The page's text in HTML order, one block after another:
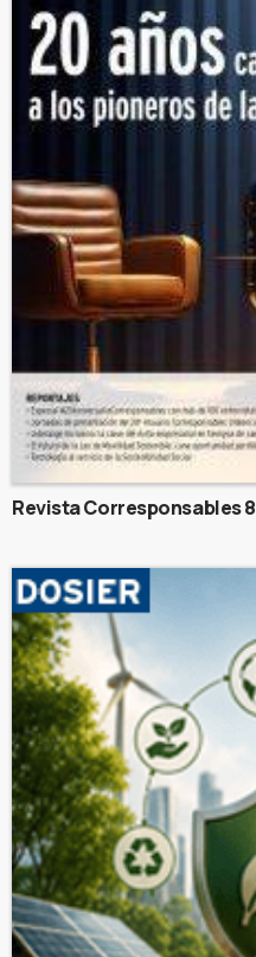
Revista Corresponsables